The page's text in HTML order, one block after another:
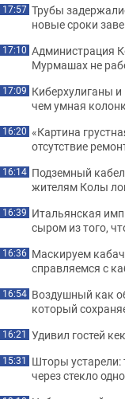
17:57 Трубы
новые сроки
17:10 Администрация
Мурмашах не
17:09 Киберхулиганы
чем умная
16:20 «Картина
отсутствие
16:14 Подземный
жителям Колы
16:39 Итальянская
сыром из того,
16:36 Маскируем
справляемся с
16:54 Воздушный как
который
16:21 Удивил гостей
15:31 Шторы
через стекло